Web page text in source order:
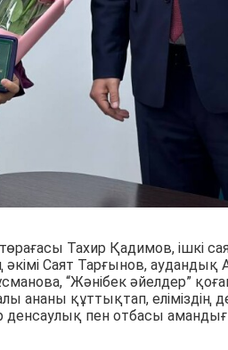
Тахир Қадимов, ішкі
Саят Тарғынов, аудандық
“Жәнібек әйелдер”
ананы құттықтап, еліміздің
денсаулық пен отбасы